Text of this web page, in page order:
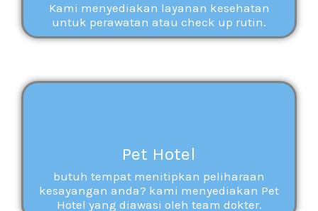
Kami menyediakan layanan kesehatan
untuk perawatan atau check up rutin.
Pet Hotel
butuh tempat menitipkan peliharaan
kesayangan anda? kami menyediakan Pet
Hotel yang diawasi oleh team dokter.